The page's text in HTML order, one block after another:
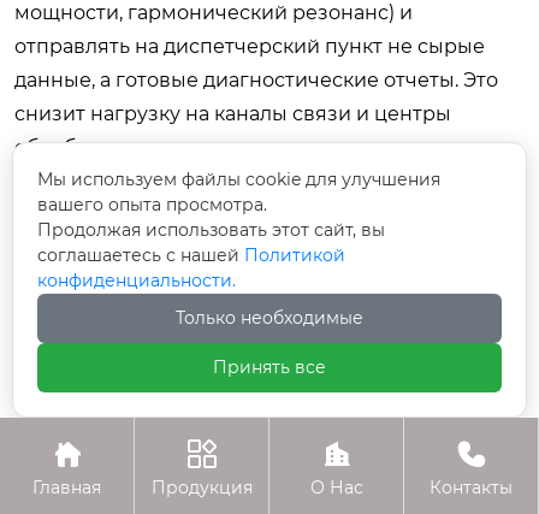
мощности, гармонический резонанс) и
отправлять на диспетчерский пункт не сырые
данные, а готовые диагностические отчеты. Это
снизит нагрузку на каналы связи и центры
обработки данных.
Также развивается направление беспроводных
сенсоров напряжения, использующих энергию
самого поля для питания (energy harvesting). Это
позволит устанавливать точки мониторинга в
труднодоступных местах без прокладки кабелей
питания и связи. Хотя технология еще находится
в 2026 году уже демонстрируют ее
жизнеспособность для сетей распределения.

Главная

Продукция

О Нас

Контакты
Мы используем файлы cookie для улучшения
вашего опыта просмотра.
Продолжая использовать этот сайт, вы
соглашаетесь с нашей Политикой
конфиденциальности.
Только необходимые
Принять все